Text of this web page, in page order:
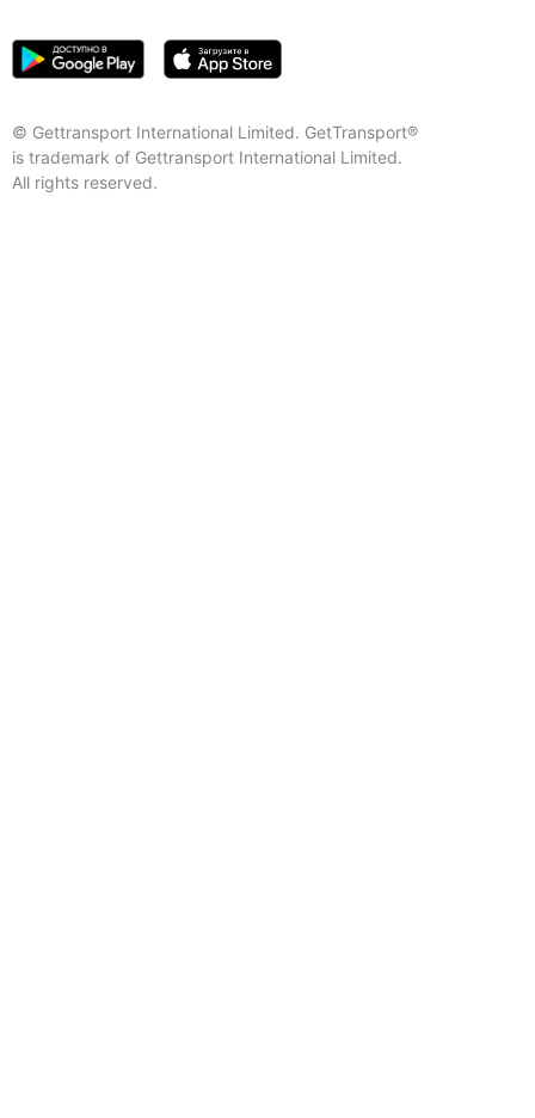
© Gettransport International Limited. GetTransport®
is trademark of Gettransport International Limited.
All rights reserved.